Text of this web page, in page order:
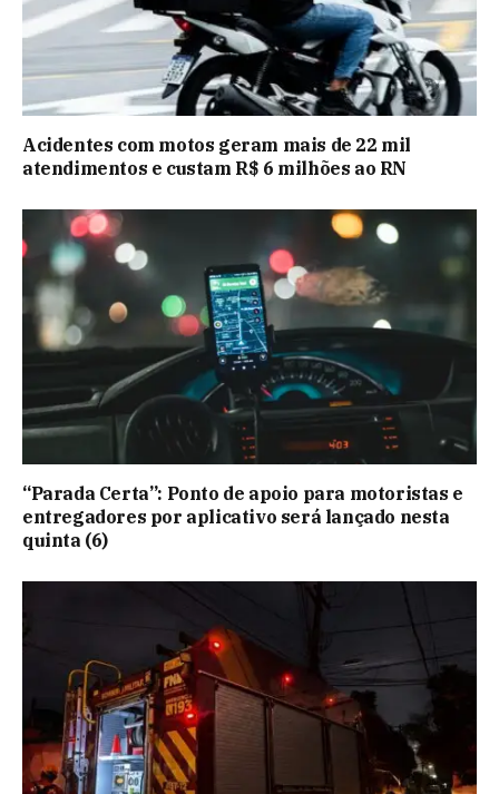
Acidentes com motos geram mais de 22 mil
atendimentos e custam R$ 6 milhões ao RN
“Parada Certa”: Ponto de apoio para motoristas e
entregadores por aplicativo será lançado nesta
quinta (6)